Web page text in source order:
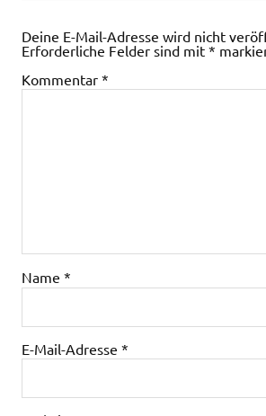
Deine E-Mail-Adresse wird nicht
Erforderliche Felder sind mit *
Kommentar *
Name *
E-Mail-Adresse *